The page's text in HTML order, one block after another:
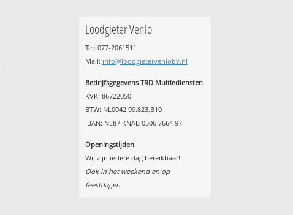
Loodgieter Venlo
Tel: 077-2061511
Mail: info@loodgietervenlobv.nl
Bedrijfsgegevens TRD Multiediensten
KVK: 86722050
BTW: NL0042.99.823.B10
IBAN: NL87 KNAB 0506 7664 97
Openingstijden
Wij zijn iedere dag bereikbaar!
Ook in het weekend en op
feestdagen